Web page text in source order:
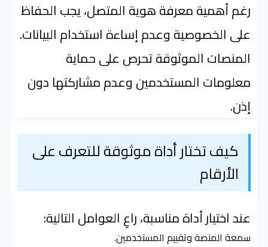
رغم أهمية معرفة هوية المتصل، يجب الحفاظ
على الخصوصية وعدم إساءة استخدام البيانات.
المنصات الموثوقة تحرص على حماية
معلومات المستخدمين وعدم مشاركتها دون
إذن.
كيف تختار أداة موثوقة للتعرف على
الأرقام
عند اختيار أداة مناسبة، راعِ العوامل التالية:
سمعة المنصة وتقييم المستخدمين.